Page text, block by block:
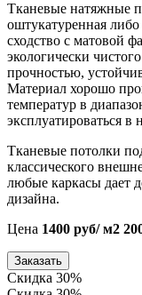
Тканевые натяжные
оштукатуренная
сходство с матовой
экологически
прочностью,
Материал хорошо
температур в
эксплуатироваться
Тканевые потолки
классического
любые каркасы дает
дизайна.
Цена 1400 руб/ м2
Заказать
Скидка 30%